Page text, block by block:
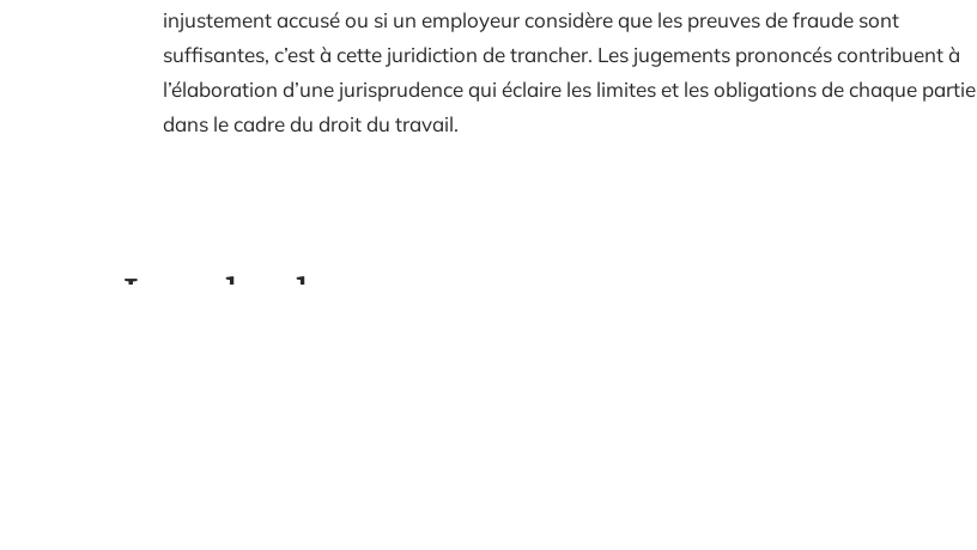
injustement accusé ou si un employeur considère que les preuves de fraude sont
suffisantes, c’est à cette juridiction de trancher. Les jugements prononcés contribuent à
l’élaboration d’une jurisprudence qui éclaire les limites et les obligations de chaque partie
dans le cadre du droit du travail.
Les plus lus